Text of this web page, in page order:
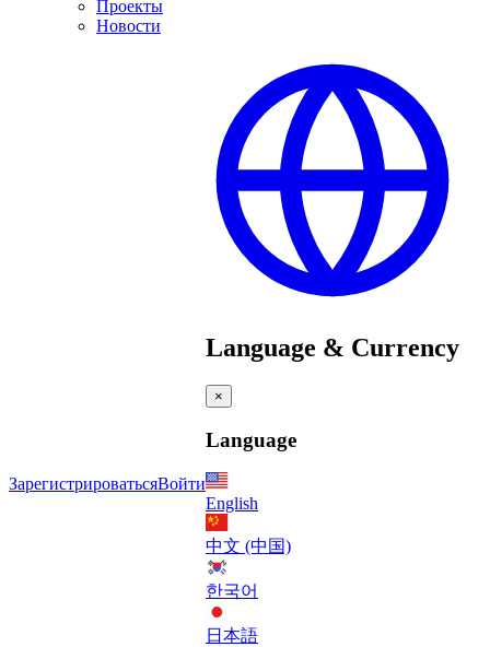
Проекты
Новости
ЗарегистрироватьсяВойти
Language & Currency
×
Language
English
中文 (中国)
한국어
日本語